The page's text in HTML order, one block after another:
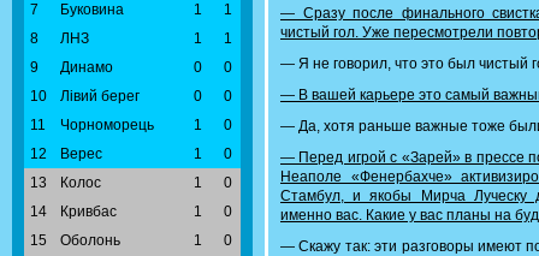
7
Буковина 1
1
8
ЛНЗ 1
1
9
Динамо 0
0
10
Лівий берег 0
0
11
Чорноморець 1
0
12
Верес 1
0
13
Колос 1
0
14
Кривбас 1
0
15
Оболонь 1
0
— Сразу после финального
чистый гол. Уже пересмотрели
— Я не говорил, что это был чистый
— В вашей карьере это самый
— Да, хотя раньше важные тоже
— Перед игрой с «Зарей» в прессе
Неаполе «Фенербахче»
Стамбул, и якобы Мирча Луческу
именно вас. Какие у вас планы на
— Скажу так: эти разговоры имеют